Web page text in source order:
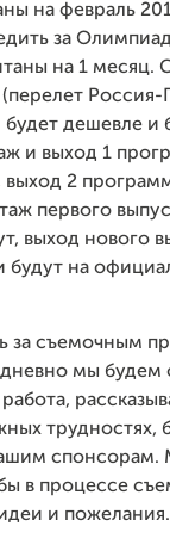
на февраль
за
на 1 месяц.
дешевле и
и выход 1
2
первого
выход нового
будут на
за съемочным
мы будем
трудностях,
спонсорам.
в процессе
и пожелания.